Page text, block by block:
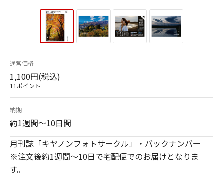
通常価格
1,100円(税込)
11ポイント
納期
約1週間～10日間
月刊誌「キヤノンフォトサークル」・バックナンバー
※注文後約1週間～10日で宅配便でのお届けとなりま
す。